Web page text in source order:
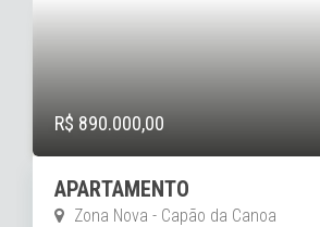
R$ 670.000,00
APARTAMENTO
Zona Nova - Capão da Canoa